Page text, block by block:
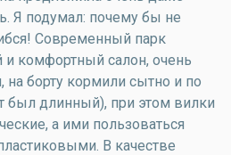
Я подумал: почему бы не
Современный парк
и комфортный салон, очень
на борту кормили сытно и по
был длинный), при этом вилки
а ими пользоваться
В качестве